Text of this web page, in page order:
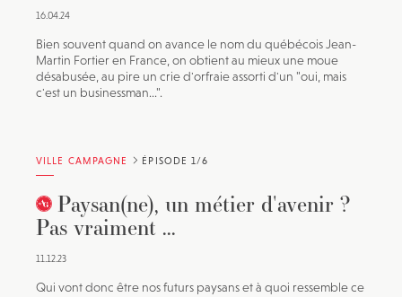
16.04.24
Bien souvent quand on avance le nom du québécois Jean-
Martin Fortier en France, on obtient au mieux une moue
désabusée, au pire un crie d'orfraie assorti d'un "oui, mais
c'est un businessman...".
VILLE CAMPAGNE ÉPISODE 1/6
Paysan(ne), un métier d'avenir ?
Pas vraiment ...
11.12.23
Qui vont donc être nos futurs paysans et à quoi ressemble ce